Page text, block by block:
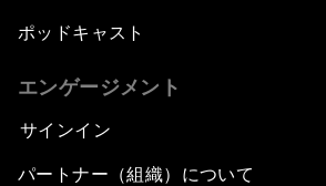
ポッドキャスト
エンゲージメント
サインイン
パートナー（組織）について